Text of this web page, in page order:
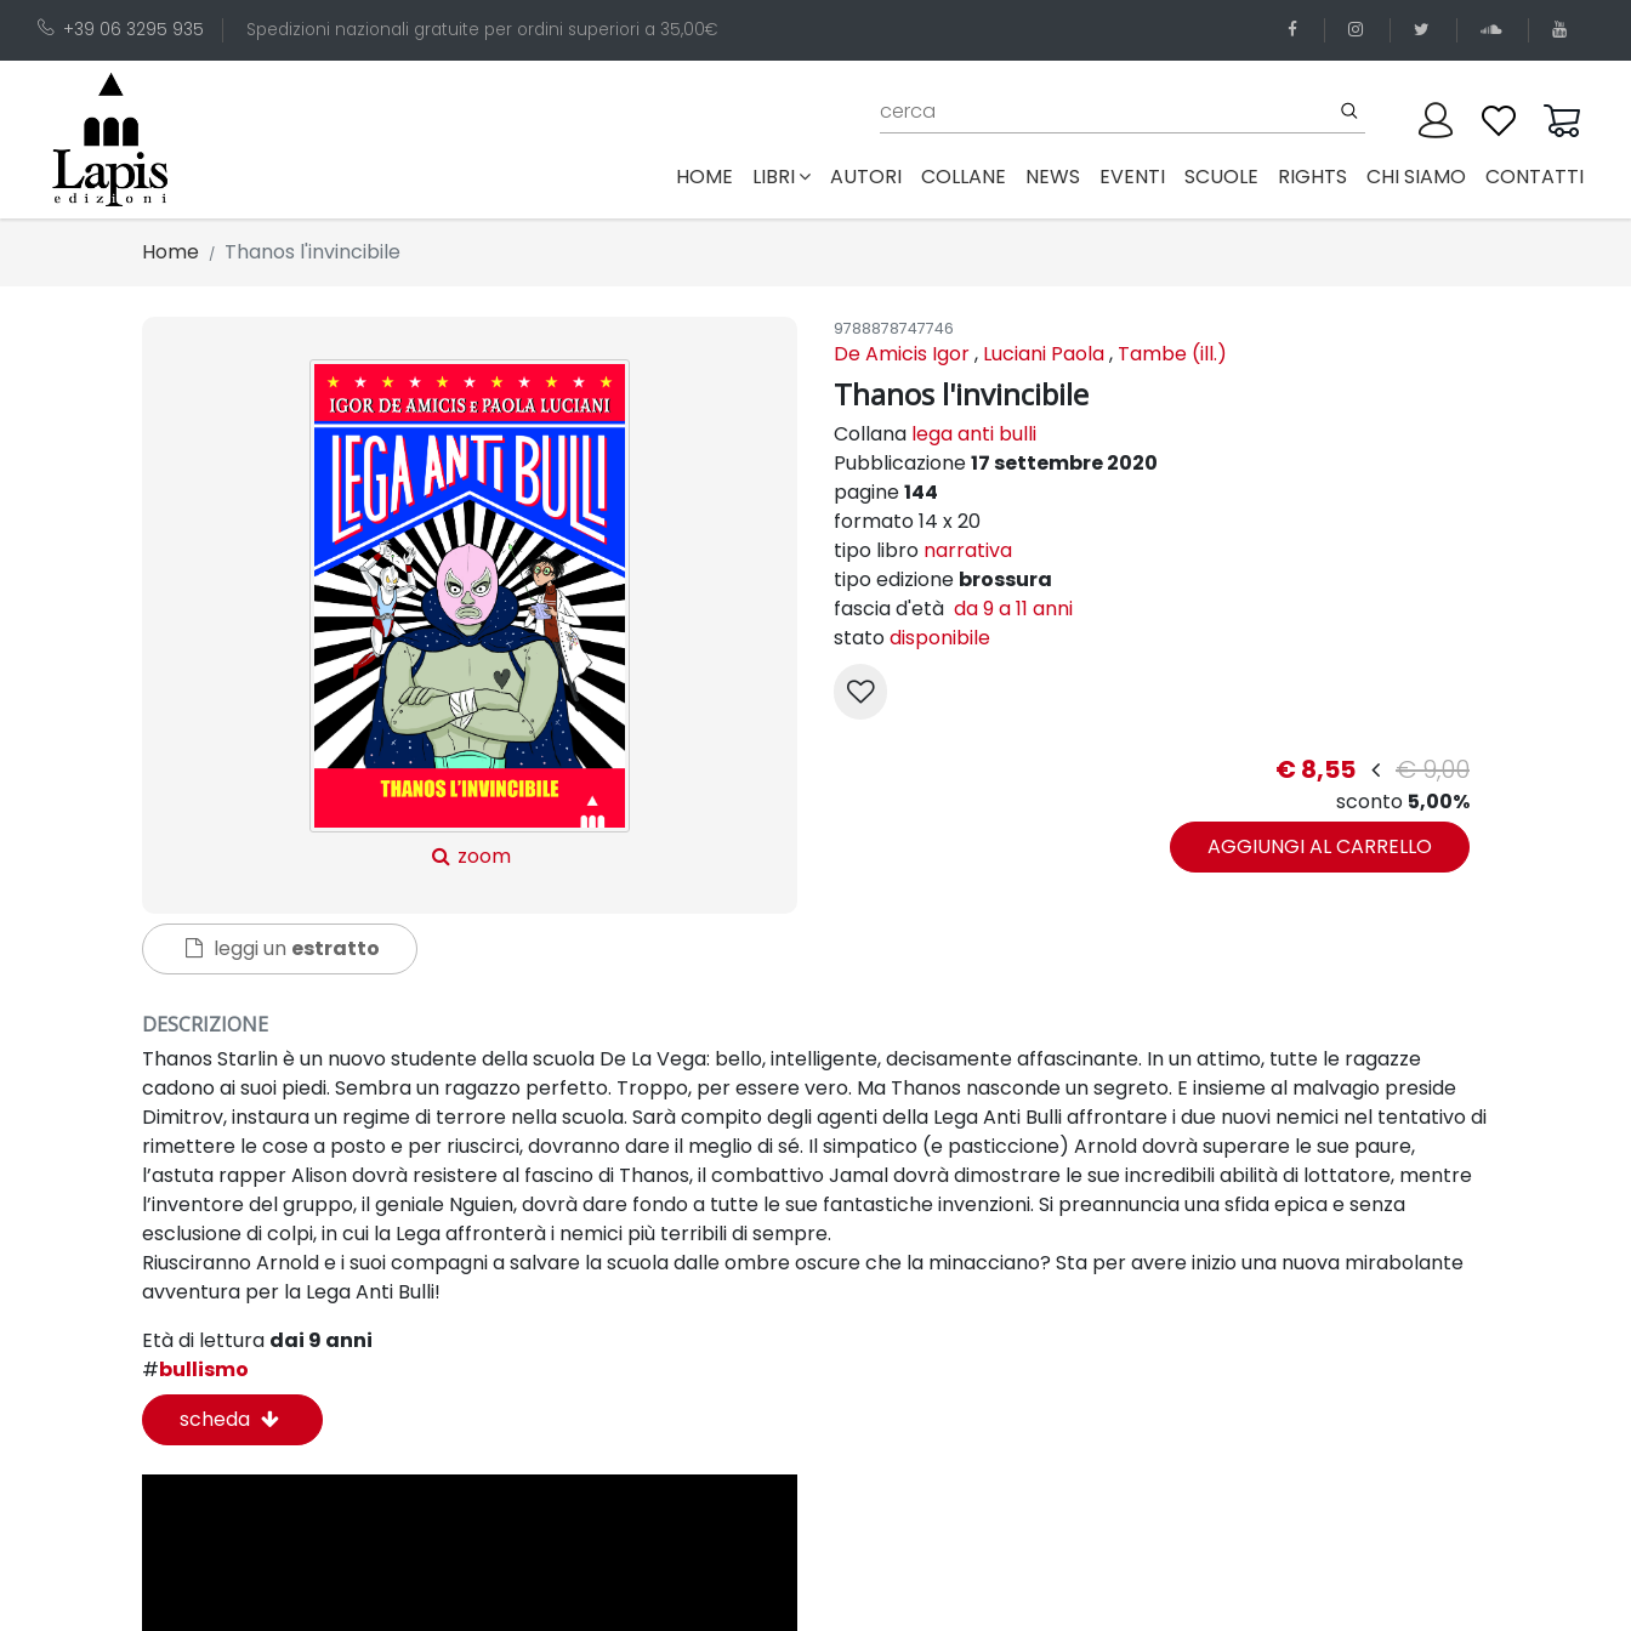
+39 06 3295 935 Spedizioni nazionali gratuite per ordini superiori a 35,00€
HOME (CURRENT)
LIBRI AUTORI COLLANE NEWS EVENTI SCUOLE RIGHTS CHI SIAMO CONTATTI
Home Thanos l'invincibile
zoom
leggi un estratto
9788878747746
De Amicis Igor, Luciani Paola, Tambe (ill.)
Thanos l'invincibile
Collana lega anti bulli
Pubblicazione17 settembre 2020
pagine144
formato 14 x 20
tipo libro narrativa
tipo edizione brossura
fascia d'età da 9 a 11 anni
statodisponibile
€ 8,55 € 9,00
sconto 5,00%
AGGIUNGI AL CARRELLO
DESCRIZIONE
Thanos Starlin è un nuovo studente della scuola De La Vega: bello, intelligente, decisamente affascinante. In un attimo, tutte le ragazze
cadono ai suoi piedi. Sembra un ragazzo perfetto. Troppo, per essere vero. Ma Thanos nasconde un segreto. E insieme al malvagio preside
Dimitrov, instaura un regime di terrore nella scuola. Sarà compito degli agenti della Lega Anti Bulli affrontare i due nuovi nemici nel tentativo di
rimettere le cose a posto e per riuscirci, dovranno dare il meglio di sé. Il simpatico (e pasticcione) Arnold dovrà superare le sue paure,
l’astuta rapper Alison dovrà resistere al fascino di Thanos, il combattivo Jamal dovrà dimostrare le sue incredibili abilità di lottatore, mentre
l’inventore del gruppo, il geniale Nguien, dovrà dare fondo a tutte le sue fantastiche invenzioni. Si preannuncia una sfida epica e senza
esclusione di colpi, in cui la Lega affronterà i nemici più terribili di sempre.
Riusciranno Arnold e i suoi compagni a salvare la scuola dalle ombre oscure che la minacciano? Sta per avere inizio una nuova mirabolante
avventura per la Lega Anti Bulli!
Età di lettura dai 9 anni
#bullismo
scheda